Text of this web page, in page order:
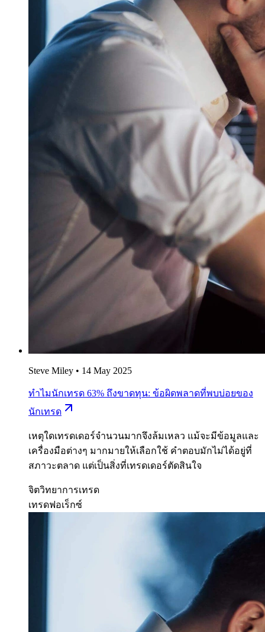
Steve Miley • 14 May 2025
ทำไมนักเทรด 63% ถึงขาดทุน: ข้อผิดพลาดที่พบบ่อยของ
นักเทรด
เหตุใดเทรดเดอร์จำนวนมากจึงล้มเหลว แม้จะมีข้อมูลและ
เครื่องมือต่างๆ มากมายให้เลือกใช้ คำตอบมักไม่ได้อยู่ที่
สภาวะตลาด แต่เป็นสิ่งที่เทรดเดอร์ตัดสินใจ
จิตวิทยาการเทรด
เทรดฟอเร็กซ์